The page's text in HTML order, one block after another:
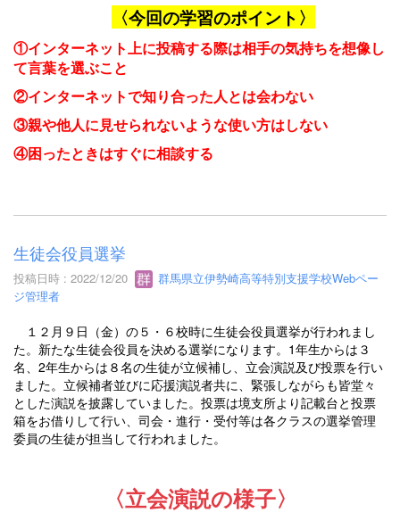
〈今回の学習のポイント〉
①インターネット上に投稿する際は相手の気持ちを想像し
て言葉を選ぶこと
②インターネットで知り合った人とは会わない
③親や他人に見せられないような使い方はしない
④困ったときはすぐに相談する
生徒会役員選挙
投稿日時 : 2022/12/20
群馬県立伊勢崎高等特別支援学校Webペー
ジ管理者
１２月９日（金）の５・６校時に生徒会役員選挙が行われまし
た。新たな生徒会役員を決める選挙になります。1年生からは３
名、2年生からは８名の生徒が立候補し、立会演説及び投票を行い
ました。立候補者並びに応援演説者共に、緊張しながらも皆堂々
とした演説を披露していました。投票は境支所より記載台と投票
箱をお借りして行い、司会・進行・受付等は各クラスの選挙管理
委員の生徒が担当して行われました。
〈立会演説の様子〉